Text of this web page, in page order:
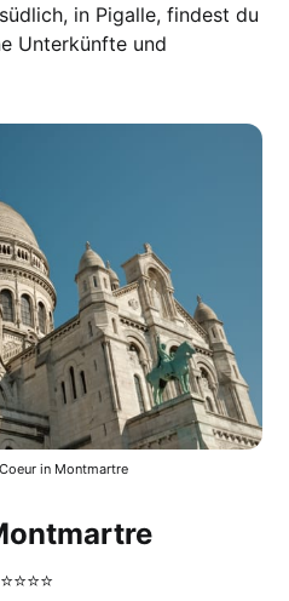
in Pigalle, findest du
Unterkünfte und
in Montmartre